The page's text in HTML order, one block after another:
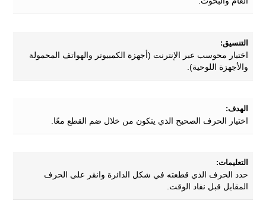
التنسيق:
اختبار محوسب عبر الإنترنت (أجهزة الكمبيوتر والهواتف المحمولة
والأجهزة اللوحية).
الهدف:
اختيار الحرف الصحيح الذي يتكون من خلال ضم القطع معًا.
التعليمات:
حدد الحرف الذي قطعته في شكل الدائرة وانقر على الحرف
المقابل قبل نفاد الوقت.